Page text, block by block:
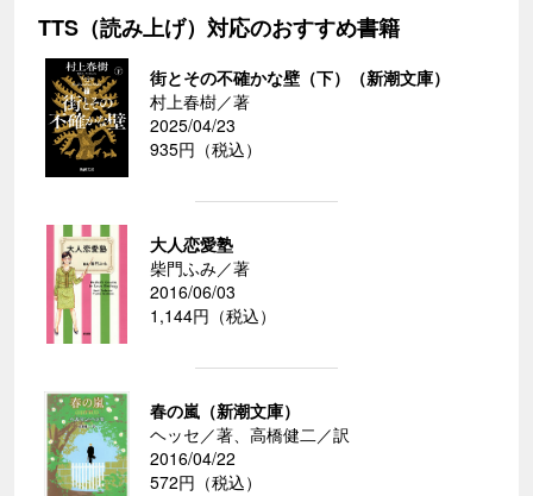
TTS（読み上げ）対応のおすすめ書籍
街とその不確かな壁（下）（新潮文庫）
村上春樹／著
2025/04/23
935円（税込）
大人恋愛塾
柴門ふみ／著
2016/06/03
1,144円（税込）
春の嵐（新潮文庫）
ヘッセ／著、高橋健二／訳
2016/04/22
572円（税込）